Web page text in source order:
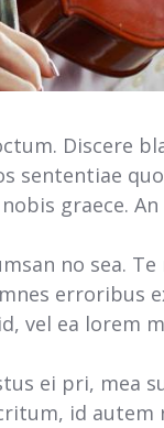
Discere
graece.
no sea.
erroribus
vel ea lorem
ei pri, mea
id autem